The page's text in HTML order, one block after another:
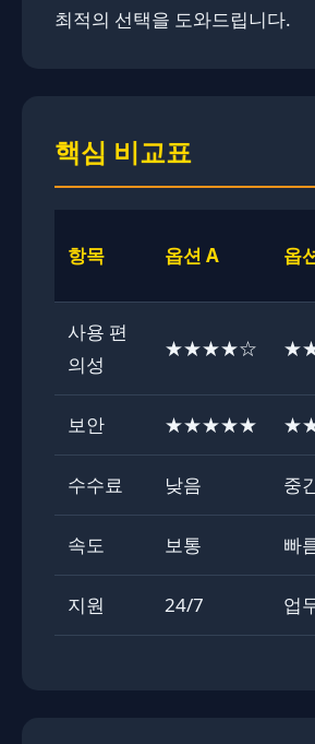
최적의 선택을 도와드립니다.
핵심 비교표
항목 옵션 A 옵
사용 편
의성
★★★★☆
보안 ★★★★★
수수료 낮음 중
속도 보통 빠
지원 24/7 업